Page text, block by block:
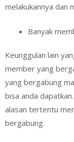
melakukannya dan
Banyak
Keunggulan lain
member yang
yang bergabung
bisa anda
alasan tertentu
bergabung.